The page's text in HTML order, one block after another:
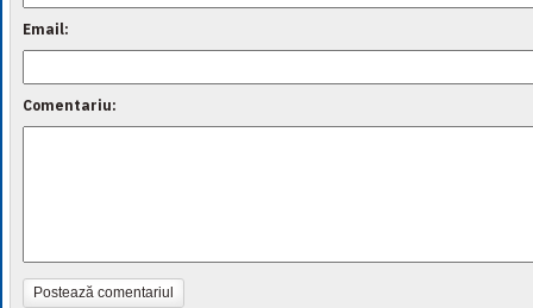
Email:
Comentariu:
Postează comentariul